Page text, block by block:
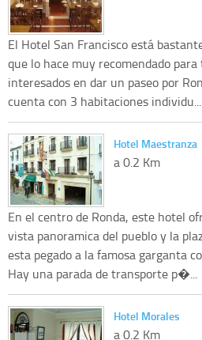
El Hotel San Francisco está
que lo hace muy recomendado
interesados en dar un paseo por
cuenta con 3 habitaciones individu...
Hotel Maestranza
a 0.2 Km
En el centro de Ronda, este hotel
vista panoramica del pueblo y la
esta pegado a la famosa garganta
Hay una parada de transporte p�...
Hotel Morales
a 0.2 Km